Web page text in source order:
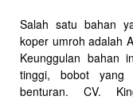
Salah satu bahan
koper umroh adalah
Keunggulan bahan
tinggi, bobot yang
benturan. CV.